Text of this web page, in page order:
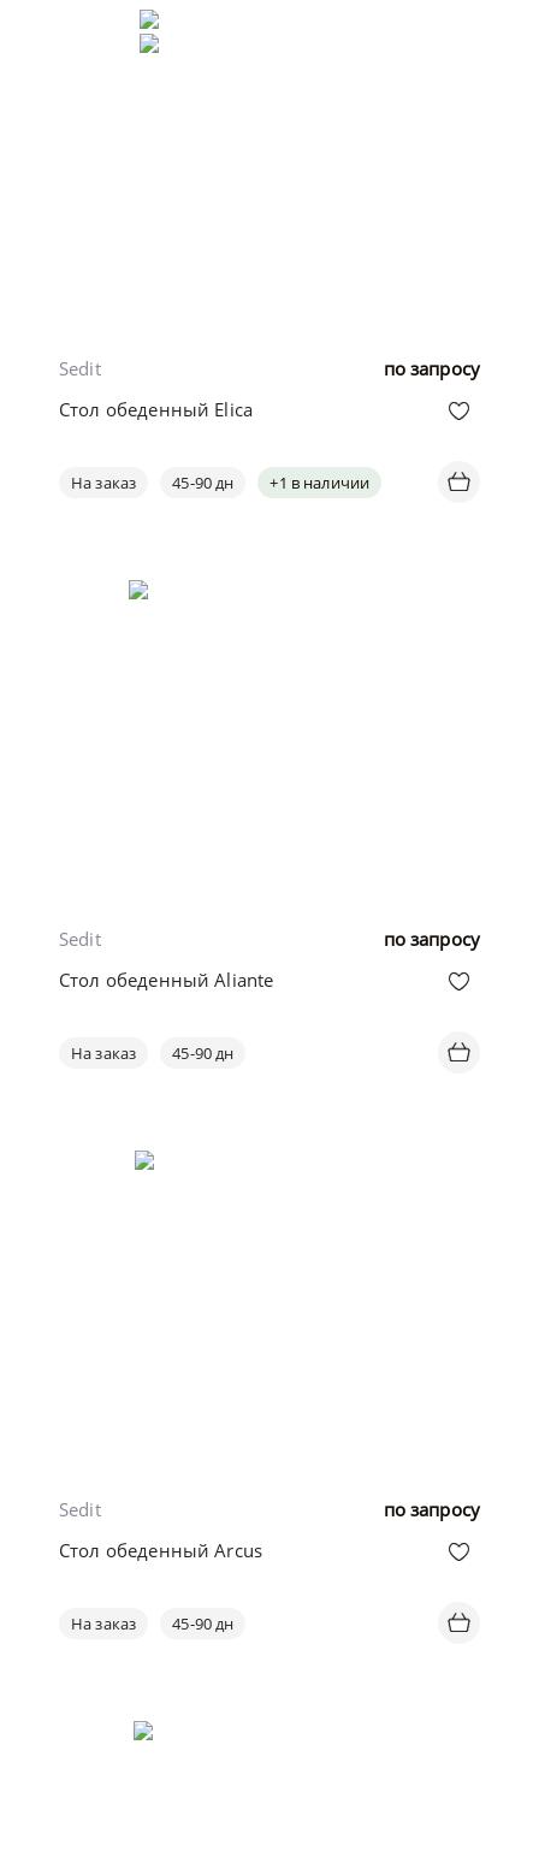
по запросу
Sedit
Стол обеденный Elica
На заказ 45-90 дн +1 в наличии
по запросу
Sedit
Стол обеденный Aliante
На заказ 45-90 дн
по запросу
Sedit
Стол обеденный Arcus
На заказ 45-90 дн